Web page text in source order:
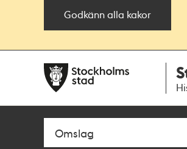
Godkänn alla kakor
navigationen
huvudinnehållet
Sök